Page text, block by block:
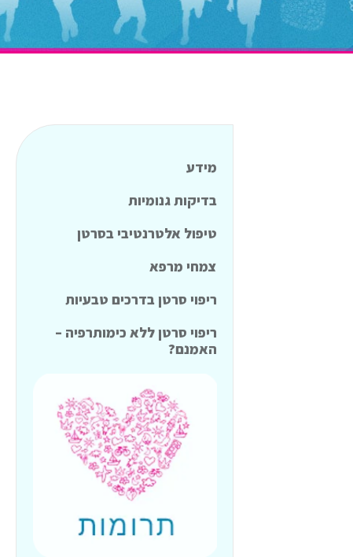
מידע
בדיקות גנומיות
טיפול אלטרנטיבי בסרטן
צמחי מרפא
ריפוי סרטן בדרכים טבעיות
ריפוי סרטן ללא כימותרפיה –
האמנם?